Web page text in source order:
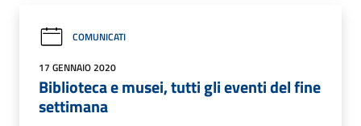
COMUNICATI
17 GENNAIO 2020
Biblioteca e musei, tutti gli eventi del fine
settimana